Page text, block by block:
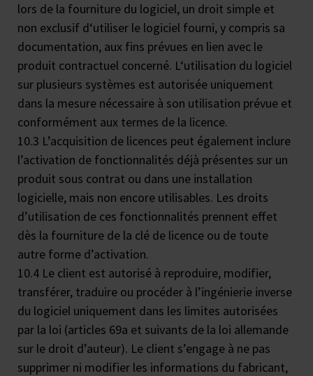
lors de la fourniture du logiciel, un droit simple et
non exclusif d‘utiliser le logiciel fourni, y compris sa
documentation, aux fins prévues en lien avec le
produit contractuel concerné. L‘utilisation du logiciel
sur plusieurs systèmes est autorisée uniquement
dans la mesure nécessaire à son utilisation prévue et
conformément aux termes de la licence.
10.3 L’acquisition de licences peut également inclure
l’activation de fonctionnalités déjà présentes sur un
produit sous contrat ou dans une installation
logicielle, mais non encore utilisables. Les droits
d’utilisation de ces fonctionnalités prennent effet
dès la fourniture de la clé de licence ou de toute
autre forme d’activation.
10.4 Le client est autorisé à reproduire, modifier,
transférer, traduire ou procéder à l’ingénierie inverse
du logiciel uniquement dans les limites autorisées
par la loi (articles 69a et suivants de la loi allemande
sur le droit d’auteur). Le client s’engage à ne pas
supprimer ni modifier les informations du fabricant,